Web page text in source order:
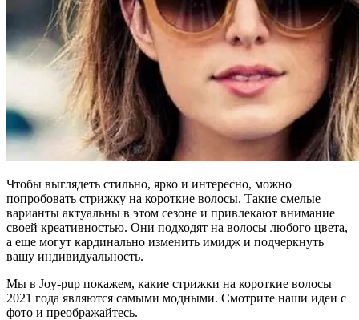
Чтобы выглядеть стильно, ярко и интересно, можно
попробовать стрижку на короткие волосы. Такие смелые
варианты актуальны в этом сезоне и привлекают внимание
своей креативностью. Они подходят на волосы любого цвета,
а еще могут кардинально изменить имидж и подчеркнуть
вашу индивидуальность.
Мы в Joy-pup покажем, какие стрижки на короткие волосы
2021 года являются самыми модными. Смотрите наши идеи с
фото и преображайтесь.